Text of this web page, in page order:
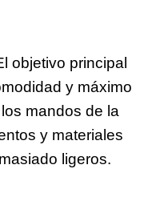
objetivo principal
y máximo
mandos de la
y materiales
ligeros.